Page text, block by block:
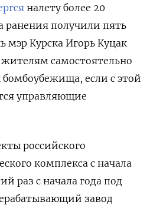
налету более 20
ранения получили пять
мэр Курска Игорь Куцак
самостоятельно
если с этой
управляющие
российского
комплекса с начала
раз с начала года под
завод